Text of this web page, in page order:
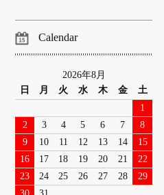
Calendar
2026年8月
日
月 火 水 木 金
土
1
2
3 4 5 6 7
8
9
10 11 12 13 14
15
16
17 18 19 20 21
22
23
24 25 26 27 28
29